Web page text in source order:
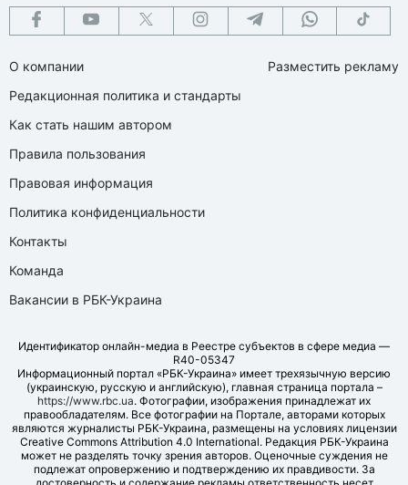
О компании
Редакционная политика и стандарты
Как стать нашим автором
Правила пользования
Правовая информация
Политика конфиденциальности
Контакты
Команда
Вакансии в РБК-Украина
Разместить рекламу
Идентификатор онлайн-медиа в Реестре субъектов в сфере медиа —
R40-05347
Информационный портал «РБК-Украина» имеет трехязычную версию
(украинскую, русскую и английскую), главная страница портала –
https://www.rbc.ua. Фотографии, изображения принадлежат их
правообладателям. Все фотографии на Портале, авторами которых
являются журналисты РБК-Украина, размещены на условиях лицензии
Creative Commons Attribution 4.0 International. Редакция РБК-Украина
может не разделять точку зрения авторов. Оценочные суждения не
подлежат опровержению и подтверждению их правдивости. За